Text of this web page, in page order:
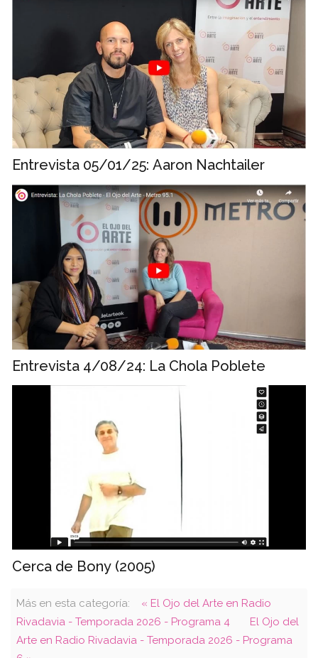
Entrevista 05/01/25: Aaron Nachtailer
Entrevista 4/08/24: La Chola Poblete
Cerca de Bony (2005)
Más en esta categoría:
« El Ojo del Arte en Radio
Rivadavia - Temporada 2026 - Programa 4
El Ojo del
Arte en Radio Rivadavia - Temporada 2026 - Programa